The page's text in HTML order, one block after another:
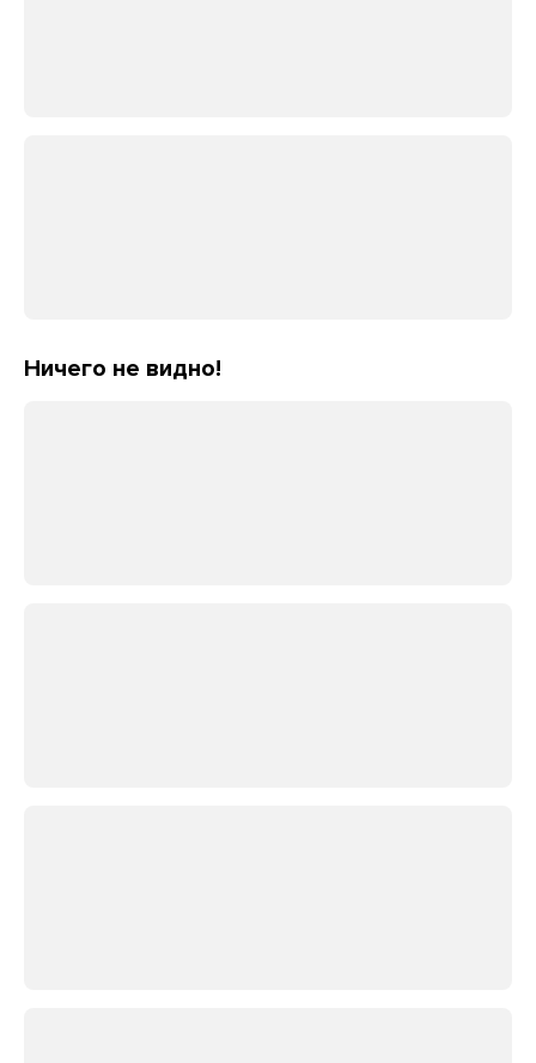
Ничего не видно!